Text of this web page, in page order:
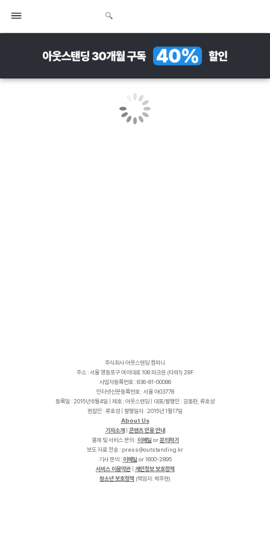
주식회사 아웃스탠딩 컴퍼니
주소 : 서울 영등포구 여의대로 108 파크원 (타워1) 28F
사업자등록번호 : 836-81-00086
인터넷신문등록번호 : 서울 아03778
등록일 : 2015년 6월4일 | 제호 : 아웃스탠딩 | 대표/발행인 : 김동환, 류호성
편집인 : 류호성 | 발행일자 : 2015년 1월17일
About Us
기자소개
콘텐츠 인용 안내
결제 및 서비스 문의 : 이메일 or문의하기
보도 자료 전송 :
r
k
.
g
n
i
d
n
a
t
s
t
u
o
@
s
s
e
r
p
기사 문의 : 이메일 or 1600-2895
서비스 이용약관| 개인정보 보호정책
청소년 보호정책 (책임자: 박주현)